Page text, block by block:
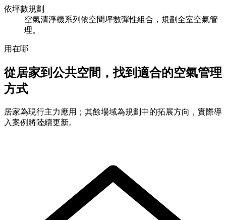
依坪數規劃
空氣清淨機系列依空間坪數彈性組合，規劃全室空氣管
理。
用在哪
從居家到公共空間，找到適合的空氣管理
方式
居家為現行主力應用；其餘場域為規劃中的拓展方向，實際導
入案例將陸續更新。